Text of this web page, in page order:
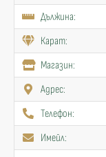
Дължина:
Карат:
Mагазин:
Адрес:
Телефон:
Имейл: